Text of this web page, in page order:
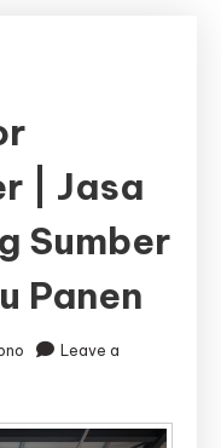
| Jasa
Sumber
Panen
Leave a